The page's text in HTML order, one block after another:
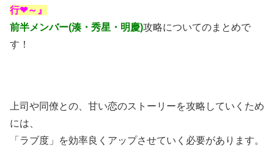
行❤～』
前半メンバー(湊・秀星・明慶)攻略についてのまとめで
す！
上司や同僚との、甘い恋のストーリーを攻略していくため
には、
「ラブ度」を効率良くアップさせていく必要があります。